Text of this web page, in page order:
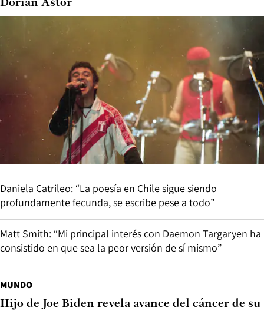
Dorian Astor
Daniela Catrileo: “La poesía en Chile sigue siendo
profundamente fecunda, se escribe pese a todo”
Matt Smith: “Mi principal interés con Daemon Targaryen ha
consistido en que sea la peor versión de sí mismo”
MUNDO
Hijo de Joe Biden revela avance del cáncer de su